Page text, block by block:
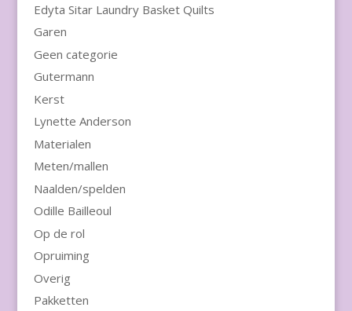
Edyta Sitar Laundry Basket Quilts
Garen
Geen categorie
Gutermann
Kerst
Lynette Anderson
Materialen
Meten/mallen
Naalden/spelden
Odille Bailleoul
Op de rol
Opruiming
Overig
Pakketten